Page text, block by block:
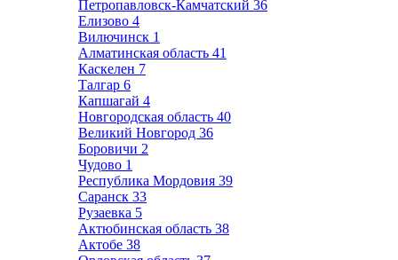
Петропавловск-Камчатский 36
Елизово 4
Вилючинск 1
Алматинская область 41
Каскелен 7
Талгар 6
Капшагай 4
Новгородская область 40
Великий Новгород 36
Боровичи 2
Чудово 1
Республика Мордовия 39
Саранск 33
Рузаевка 5
Актюбинская область 38
Актобе 38